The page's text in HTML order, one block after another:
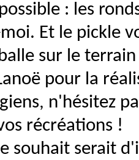
: les
Et le pickle
sur le
pour la
n'hésitez
récréations !
souhait serait